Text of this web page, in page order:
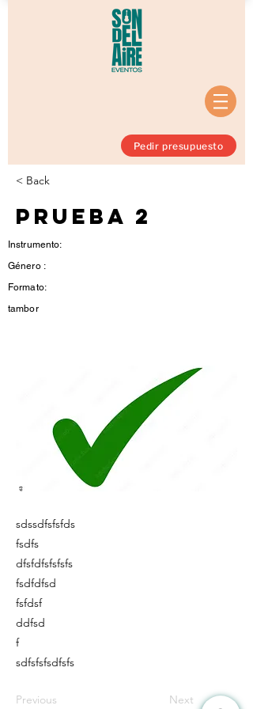
Pedir presupuesto
< Back
prueba 2
Instrumento:
Género :
Formato:
tambor
sdssdfsfsfds
fsdfs
dfsfdfsfsfsfs
fsdfdfsd
fsfdsf
ddfsd
f
sdfsfsfsdfsfs
Previous Next